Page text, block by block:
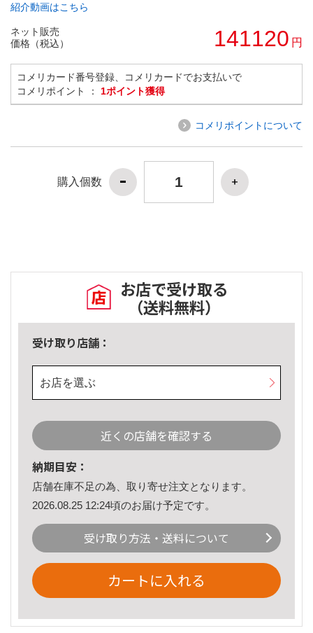
紹介動画はこちら
ネット販売
価格（税込）
141120 円
コメリカード番号登録、コメリカードでお支払いで
コメリポイント ： 1ポイント獲得
コメリポイントについて
購入個数
お店で受け取る
（送料無料）
受け取り店舗：
お店を選ぶ
近くの店舗を確認する
納期目安：
店舗在庫不足の為、取り寄せ注文となります。
2026.08.25 12:24頃のお届け予定です。
受け取り方法・送料について
カートに入れる